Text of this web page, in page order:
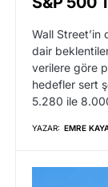
Wall Street’in
dair
verilere göre
hedefler sert
5.280 ile
YAZAR: EMRE